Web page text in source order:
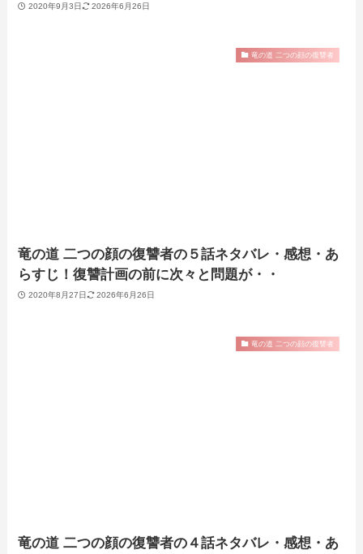
2020年9月3日 2026年6月26日
竜の道 二つの顔の復讐者
竜の道 二つの顔の復讐者の５話ネタバレ・感想・あ
らすじ！復讐計画の前に次々と問題が・・
2020年8月27日 2026年6月26日
竜の道 二つの顔の復讐者
竜の道 二つの顔の復讐者の４話ネタバレ・感想・あ